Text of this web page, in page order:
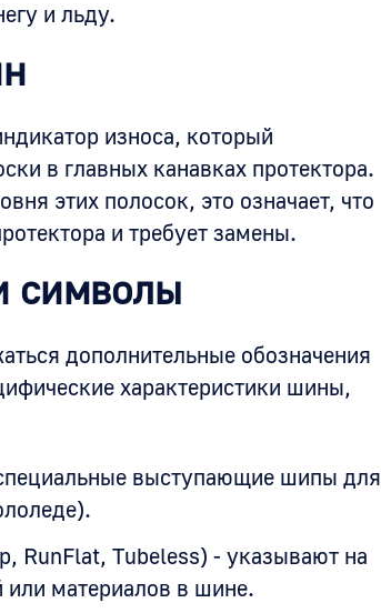
и льду.
износа, который
в главных канавках протектора.
этих полосок, это означает, что
и требует замены.
символы
дополнительные обозначения
характеристики шины,
выступающие шипы для
RunFlat, Tubeless) - указывают на
или материалов в шине.